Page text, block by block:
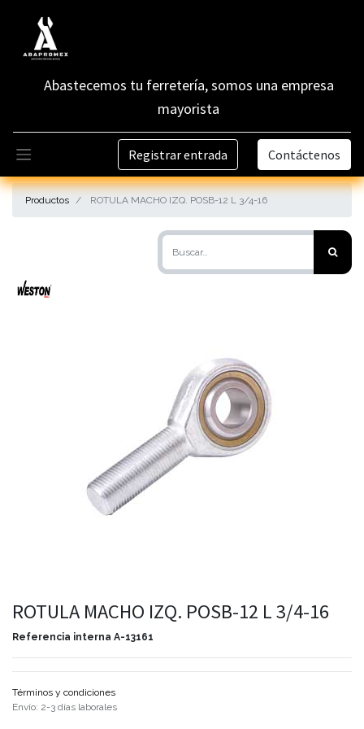
Abastecemos tu ferretería, somos una empresa
mayorista
Registrar entrada Contáctenos
Productos ROTULA MACHO IZQ. POSB-12 L 3/4-16
ROTULA MACHO IZQ. POSB-12 L 3/4-16
Referencia interna A-13161
Términos y condiciones
Envío: 2-3 días laborales